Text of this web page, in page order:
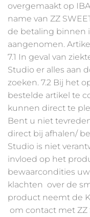
overgemaakt op
name van ZZ
de betaling binnen
aangenomen.
7.1 In geval van
Studio er alles aan
zoeken. 7.2 Bij het
bestelde artikel te
kunnen direct te
Bent u niet
direct bij afhalen/
Studio is niet
invloed op het
bewaarcondities
klachten over de
product neemt de
om contact met